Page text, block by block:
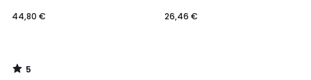
44,80 €
5
/
26,46 €